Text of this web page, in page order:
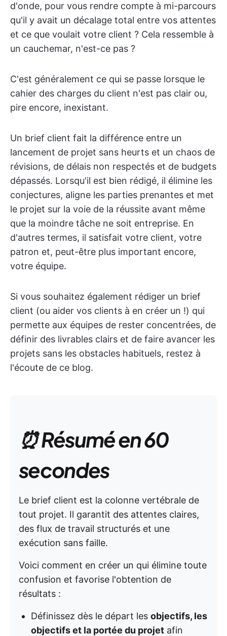
d'onde, pour vous rendre compte à mi-parcours
qu'il y avait un décalage total entre vos attentes
et ce que voulait votre client ? Cela ressemble à
un cauchemar, n'est-ce pas ?
C'est généralement ce qui se passe lorsque le
cahier des charges du client n'est pas clair ou,
pire encore, inexistant.
Un brief client fait la différence entre un
lancement de projet sans heurts et un chaos de
révisions, de délais non respectés et de budgets
dépassés. Lorsqu'il est bien rédigé, il élimine les
conjectures, aligne les parties prenantes et met
le projet sur la voie de la réussite avant même
que la moindre tâche ne soit entreprise. En
d'autres termes, il satisfait votre client, votre
patron et, peut-être plus important encore,
votre équipe.
Si vous souhaitez également rédiger un brief
client (ou aider vos clients à en créer un !) qui
permette aux équipes de rester concentrées, de
définir des livrables clairs et de faire avancer les
projets sans les obstacles habituels, restez à
l'écoute de ce blog.
⏰ Résumé en 60
secondes
Le brief client est la colonne vertébrale de
tout projet. Il garantit des attentes claires,
des flux de travail structurés et une
exécution sans faille.
Voici comment en créer un qui élimine toute
confusion et favorise l'obtention de
résultats :
Définissez dès le départ les objectifs, les
objectifs et la portée du projet afin